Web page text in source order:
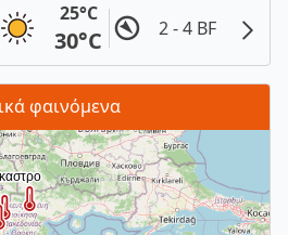
25°C
30°C 2 - 4 BF
φαινόμενα